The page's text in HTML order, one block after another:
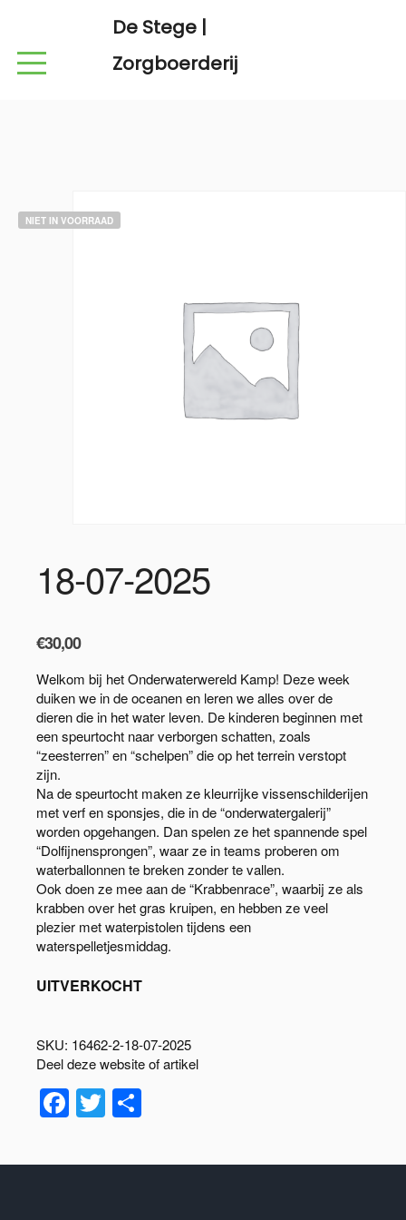
De Stege |
Zorgboerderij
NIET IN VOORRAAD
18-07-2025
€30,00
Welkom bij het Onderwaterwereld Kamp! Deze week
duiken we in de oceanen en leren we alles over de
dieren die in het water leven. De kinderen beginnen met
een speurtocht naar verborgen schatten, zoals
“zeesterren” en “schelpen” die op het terrein verstopt
zijn.
Na de speurtocht maken ze kleurrijke vissenschilderijen
met verf en sponsjes, die in de “onderwatergalerij”
worden opgehangen. Dan spelen ze het spannende spel
“Dolfijnensprongen”, waar ze in teams proberen om
waterballonnen te breken zonder te vallen.
Ook doen ze mee aan de “Krabbenrace”, waarbij ze als
krabben over het gras kruipen, en hebben ze veel
plezier met waterpistolen tijdens een
waterspelletjesmiddag.
UITVERKOCHT
SKU: 16462-2-18-07-2025
Deel deze website of artikel
Facebook
Twitter